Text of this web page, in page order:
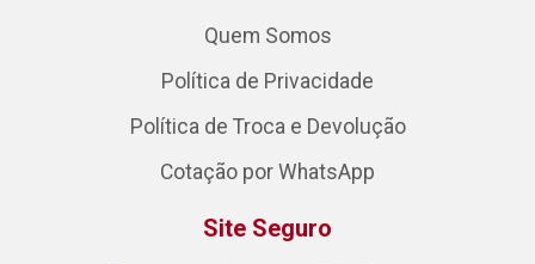
Quem Somos
Política de Privacidade
Política de Troca e Devolução
Cotação por WhatsApp
Site Seguro